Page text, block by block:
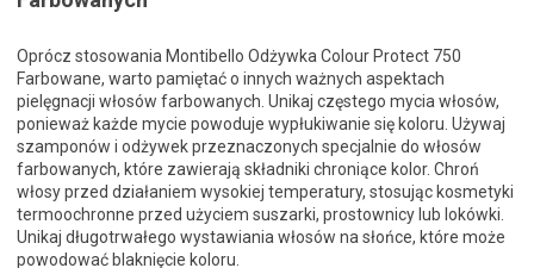
Oprócz stosowania Montibello Odżywka Colour Protect 750
Farbowane, warto pamiętać o innych ważnych aspektach
pielęgnacji włosów farbowanych. Unikaj częstego mycia włosów,
ponieważ każde mycie powoduje wypłukiwanie się koloru. Używaj
szamponów i odżywek przeznaczonych specjalnie do włosów
farbowanych, które zawierają składniki chroniące kolor. Chroń
włosy przed działaniem wysokiej temperatury, stosując kosmetyki
termoochronne przed użyciem suszarki, prostownicy lub lokówki.
Unikaj długotrwałego wystawiania włosów na słońce, które może
powodować blaknięcie koloru.